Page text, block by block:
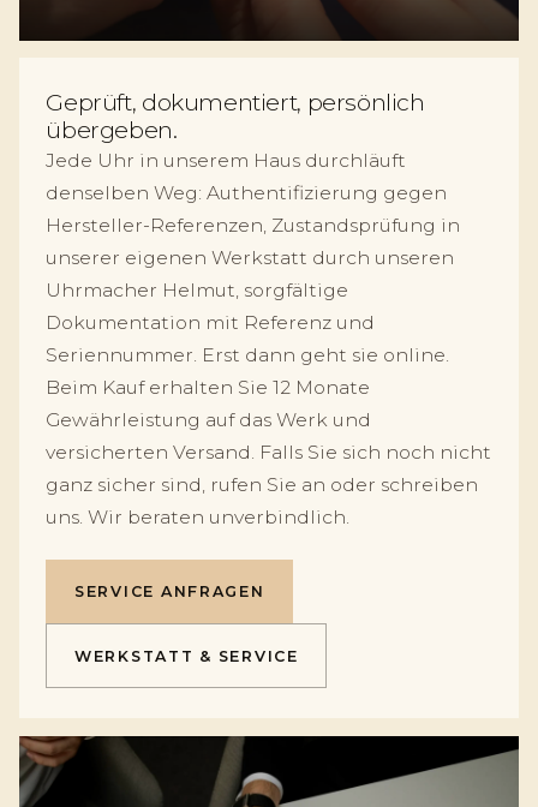
Geprüft, dokumentiert, persönlich
übergeben.
Jede Uhr in unserem Haus durchläuft
denselben Weg: Authentifizierung gegen
Hersteller-Referenzen, Zustandsprüfung in
unserer eigenen Werkstatt durch unseren
Uhrmacher Helmut, sorgfältige
Dokumentation mit Referenz und
Seriennummer. Erst dann geht sie online.
Beim Kauf erhalten Sie 12 Monate
Gewährleistung auf das Werk und
versicherten Versand. Falls Sie sich noch nicht
ganz sicher sind, rufen Sie an oder schreiben
uns. Wir beraten unverbindlich.
SERVICE ANFRAGEN
WERKSTATT & SERVICE